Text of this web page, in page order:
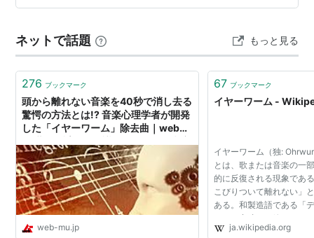
後から気づく感じ。 こうして文章を書いている今も、意
ふと考えてみると。 何かイメージでぐるぐる考えている
時（怒っていたり、未来を心配していたり……）そういう
時は、あまり曲は流…
ネットで話題 もっと見る
276 ブックマーク
頭から離れない音楽を40秒で消し去る
驚愕の方法とは!? 音楽心理学者が開発
した「イヤーワーム」除去曲｜webム
コラム
web-mu.jp
67 ブックマーク
イヤーワーム -
イヤーワーム（独:
とは、歌または音楽の一
的に反復される現象であ
こびりついて離れない」
ある。和製造語である「
まかな意味は一緒である
う語はドイツ語の
ja.wikipedia.org